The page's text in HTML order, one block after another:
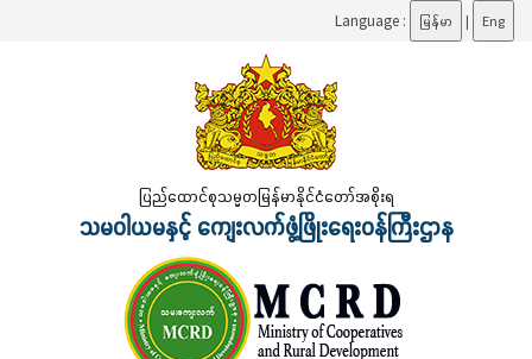
Language : မြန်မာ | Eng
ပြည်ထောင်စုသမ္မတမြန်မာနိုင်ငံတော်အစိုးရ
သမဝါယမနှင့် ကျေးလက်ဖွံ့ဖြိုးရေးဝန်ကြီးဌာန